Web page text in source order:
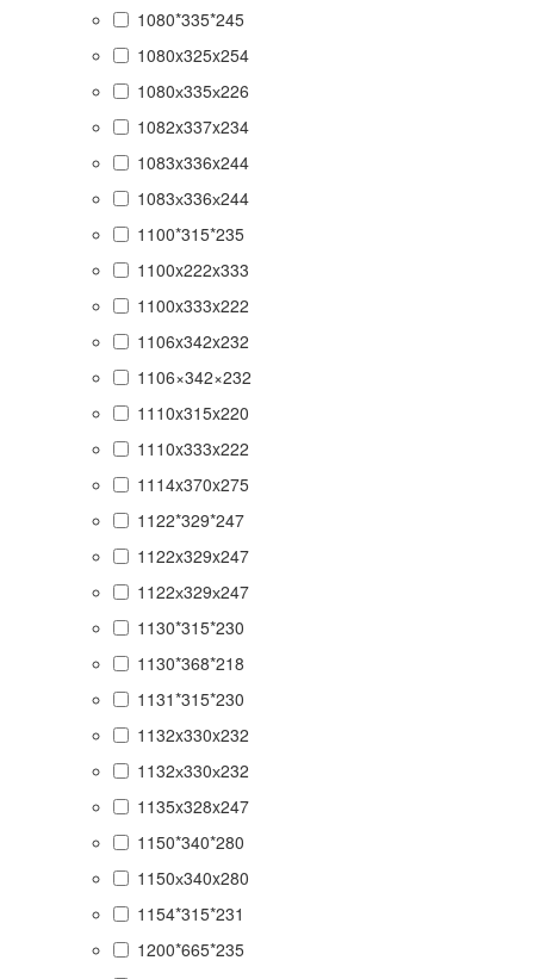
1080*335*245
1080x325x254
1080х335х226
1082x337x234
1083x336x244
1083х336х244
1100*315*235
1100x222x333
1100x333x222
1106x342x232
1106×342×232
1110x315x220
1110x333x222
1114x370x275
1122*329*247
1122x329x247
1122х329х247
1130*315*230
1130*368*218
1131*315*230
1132x330x232
1132х330х232
1135x328x247
1150*340*280
1150х340x280
1154*315*231
1200*665*235